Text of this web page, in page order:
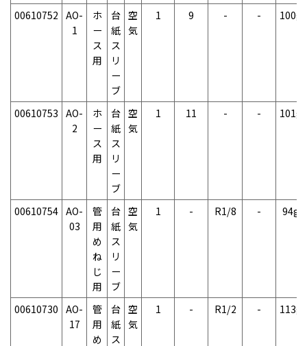
00610752 AO-
1
ホ
ー
ス
用
台
紙
ス
リ
ー
ブ
空
気
1 9 - - 100g
00610753 AO-
2
ホ
ー
ス
用
台
紙
ス
リ
ー
ブ
空
気
1 11 - - 101g
00610754 AO-
03
管
用
め
ね
じ
用
台
紙
ス
リ
ー
ブ
空
気
1 - R1/8 - 94g
00610730 AO-
17
管
用
め
台
紙
ス
空
気
1 - R1/2 - 113g